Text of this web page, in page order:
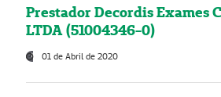
Prestador Decordis Exames
LTDA (51004346-0)
01 de Abril de 2020